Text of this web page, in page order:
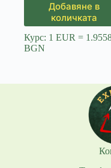
Добавяне в
количката
Курс: 1 EUR =
BGN